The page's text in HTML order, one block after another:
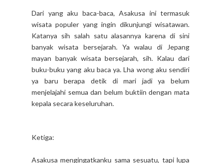
Dari yang aku baca-baca, Asakusa ini termasuk
wisata populer yang ingin dikunjungi wisatawan.
Katanya sih salah satu alasannya karena di sini
banyak wisata bersejarah. Ya walau di Jepang
mayan banyak wisata bersejarah, sih. Kalau dari
buku-buku yang aku baca ya. Lha wong aku sendiri
ya baru berapa detik di mari jadi ya belum
menjelajahi semua dan belum buktiin dengan mata
kepala secara keseluruhan.
Ketiga:
Asakusa mengingatkanku sama sesuatu, tapi lupa